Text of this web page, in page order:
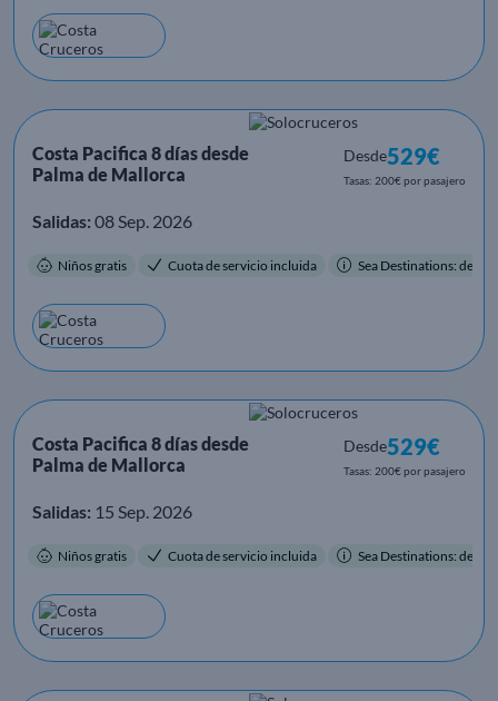
Costa Pacifica 8 días desde
Palma de Mallorca
Desde529€
Tasas: 200€ por pasajero
Salidas: 08 Sep. 2026
Niños gratis Cuota de servicio incluida Sea Destinations:
Costa Pacifica 8 días desde
Palma de Mallorca
Desde529€
Tasas: 200€ por pasajero
Salidas: 15 Sep. 2026
Niños gratis Cuota de servicio incluida Sea Destinations: